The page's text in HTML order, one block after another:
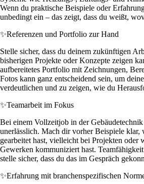
Wenn du praktische Beispiele oder
unbedingt ein – das zeigt, dass du weißt,
✨Referenzen und Portfolio zur Hand
Stelle sicher, dass du deinem zukünftigen
bisherigen Projekte oder Konzepte zeigen
aufbereitetes Portfolio mit Zeichnungen,
Fotos kann ganz entscheidend sein, um
verdeutlichen und zu zeigen, wie du
✨Teamarbeit im Fokus
Bei einem Vollzeitjob in der
unerlässlich. Mach dir vorher Beispiele klar,
gearbeitet hast, vielleicht bei Projekten oder
Gewerken kommuniziert hast.
stelle sicher, dass du das im Gespräch
✨Erfahrung mit branchenspezifischen